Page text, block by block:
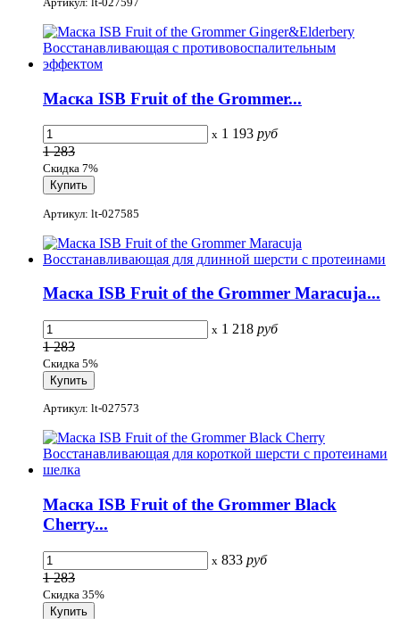
Маска ISB Fruit of the Grommer...
x 1 193 руб
1 283
Скидка 7%
Артикул: lt-027585
Маска ISB Fruit of the Grommer Maracuja...
x 1 218 руб
1 283
Скидка 5%
Артикул: lt-027573
Маска ISB Fruit of the Grommer Black
Cherry...
x 833 руб
1 283
Скидка 35%